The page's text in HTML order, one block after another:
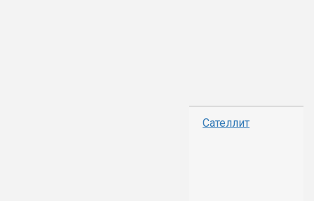
Сателлит